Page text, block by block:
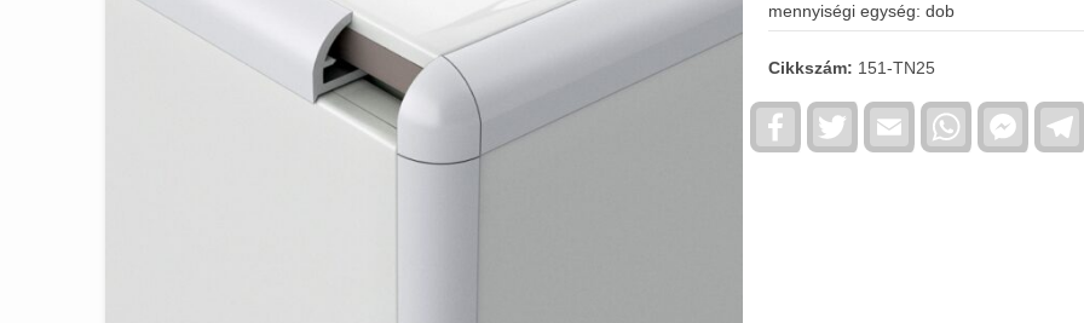
mennyiségi egység: dob
Cikkszám: 151-TN25
FacebookTwitter Email WhatsApp